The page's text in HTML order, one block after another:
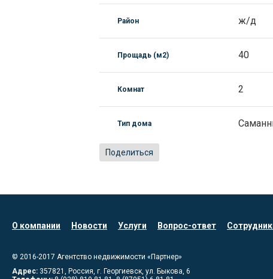
Район ж/д
Прощадь (м2) 40
Комнат 2
Тип дома
Поделиться
О компании Новости Услуги Вопрос-ответ
© 2016-2017 Агентство недвижимости «Партнер»
Адрес: 357821 , Россия, г. Георгиевск, ул. Быкова, 6